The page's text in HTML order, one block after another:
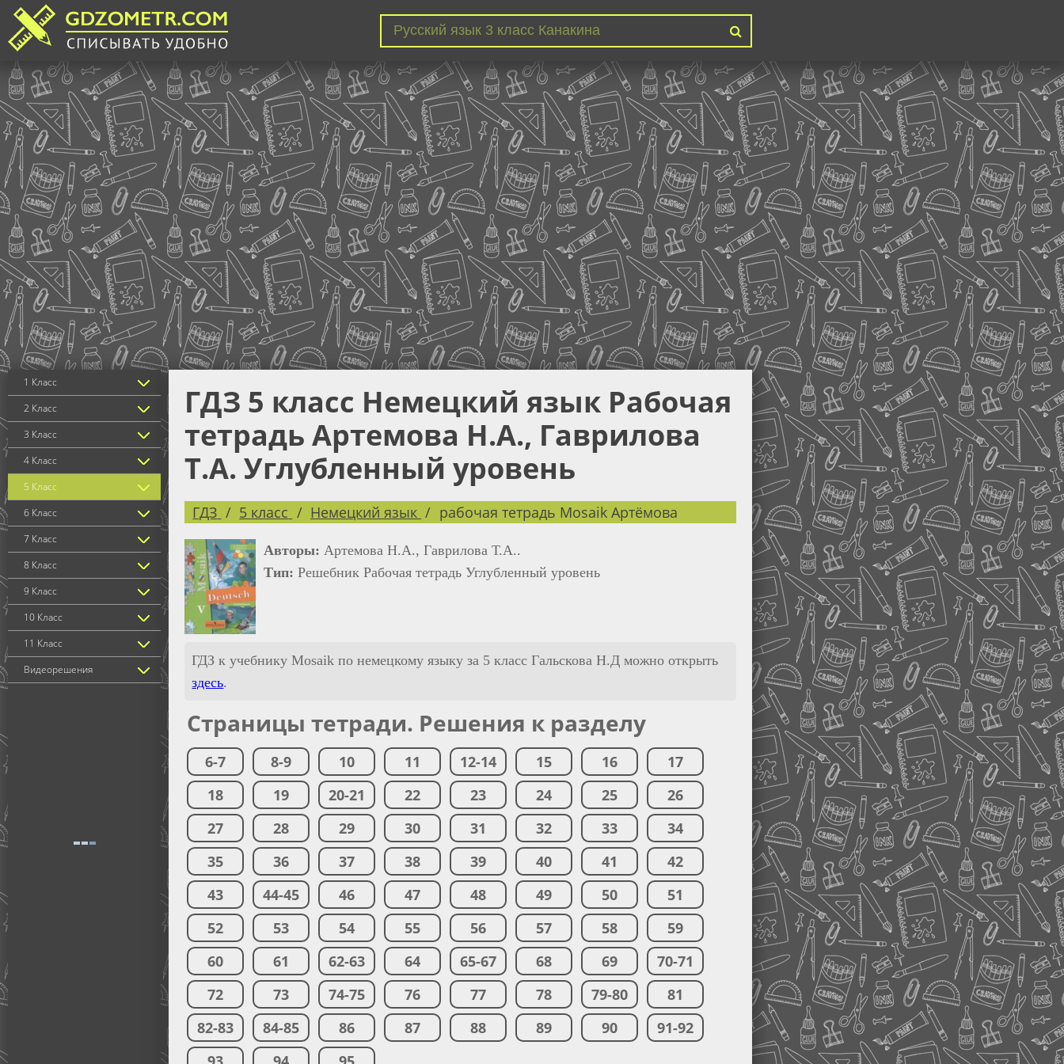
1 Класс
2 Класс
3 Класс
4 Класс
5 Класс
6 Класс
7 Класс
8 Класс
9 Класс
10 Класс
11 Класс
Видеорешения
ГДЗ 5 класс Немецкий язык Рабочая
тетрадь Артемова Н.А., Гаврилова
Т.А. Углубленный уровень
ГДЗ 5 класс Немецкий язык рабочая тетрадь Mosaik Артёмова
Авторы:Артемова Н.А., Гаврилова Т.А..
Тип: Решебник Рабочая тетрадь Углубленный уровень
ГДЗ к учебнику Mosaik по немецкому языку за 5 класс Гальскова Н.Д можно открыть
здесь.
Страницы тетради. Решения к разделу
6-7 8-9 10 11 12-14 15 16
17
18
19 20-21 22 23 24 25
26
27
28 29 30 31 32 33
34
35
36 37 38 39 40 41
42
43
44-45 46 47 48 49 50
51
52
53 54 55 56 57 58
59
60
61 62-63 64 65-67 68 69
70-71
72
73 74-75 76 77 78 79-80
81
82-83
84-85 86 87 88 89 90
91-92